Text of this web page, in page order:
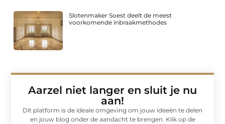
Slotenmaker Soest deelt de meest
voorkomende inbraakmethodes
Aarzel niet langer en sluit je nu
aan!
Dit platform is de ideale omgeving om jouw ideeën te delen
en jouw blog onder de aandacht te brengen. Klik op de